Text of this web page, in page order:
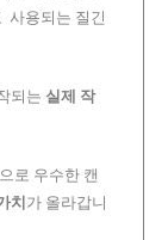
사용되는 질긴
되는 실제 작
로 우수한 캔
치 가 올라갑니